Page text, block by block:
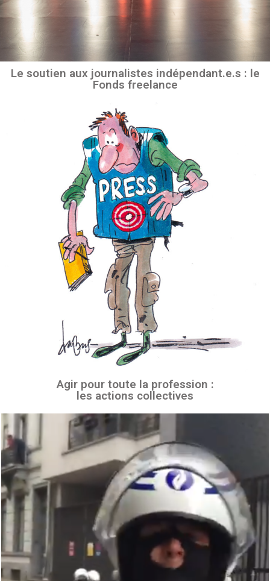
Le soutien aux journalistes indépendant.e.s : le
Fonds freelance
Agir pour toute la profession :
les actions collectives